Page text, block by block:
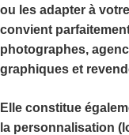
ou les adapter à
convient
photographes,
graphiques et
Elle constitue
la personnalisation